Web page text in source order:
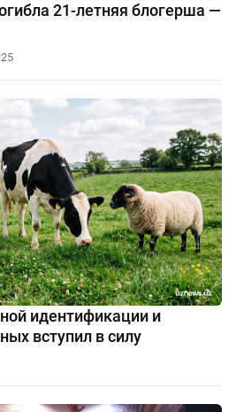
21-летняя блогерша —
идентификации и
вступил в силу